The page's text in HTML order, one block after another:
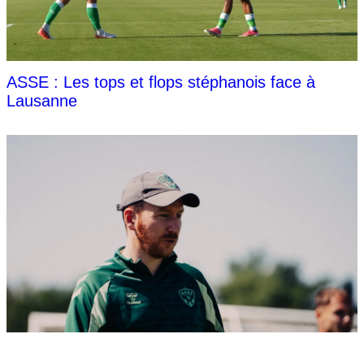
ASSE : Les tops et flops stéphanois face à
Lausanne